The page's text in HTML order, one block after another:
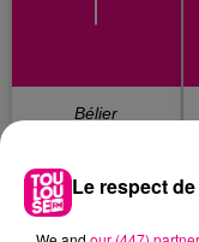
Bélier
Le respect